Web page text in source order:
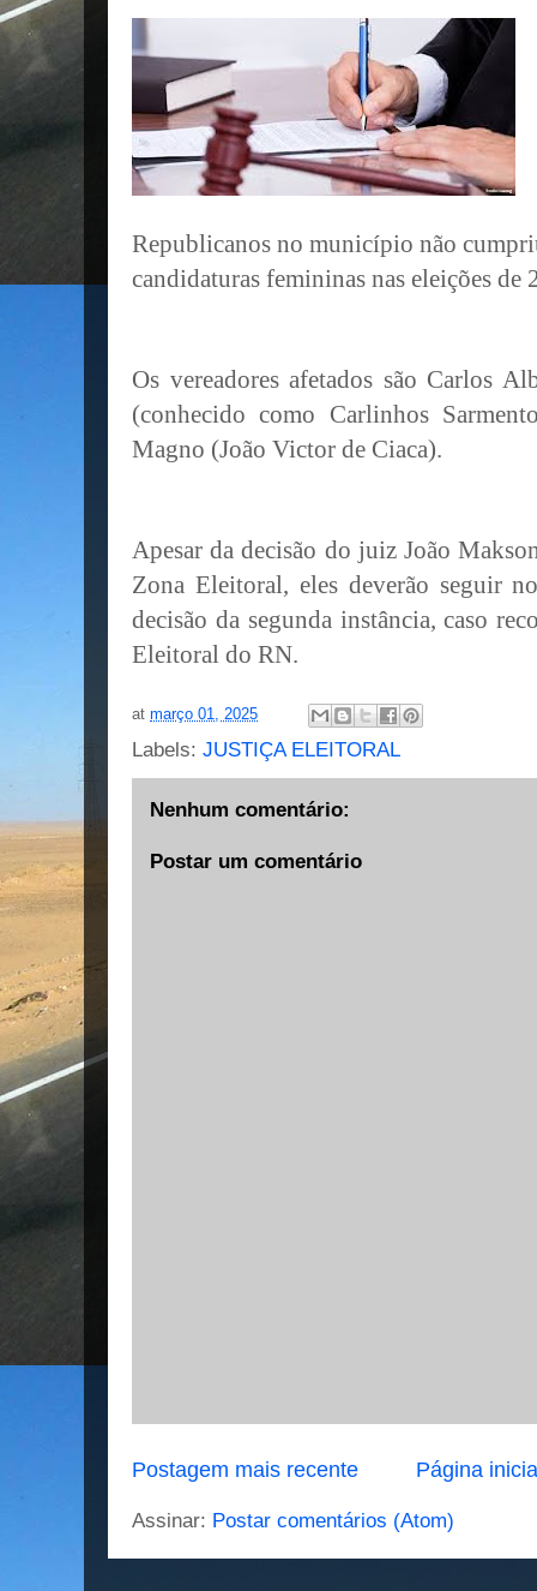
Republicanos no município não
candidaturas femininas nas eleições de
Os vereadores afetados são Carlos
(conhecido como Carlinhos
Magno (João Victor de Ciaca).
Apesar da decisão do juiz João
Zona Eleitoral, eles deverão seguir
decisão da segunda instância, caso
Eleitoral do RN.
at março 01, 2025
Labels: JUSTIÇA ELEITORAL
Nenhum comentário:
Postar um comentário
Postagem mais recente Página
Assinar: Postar comentários (Atom)